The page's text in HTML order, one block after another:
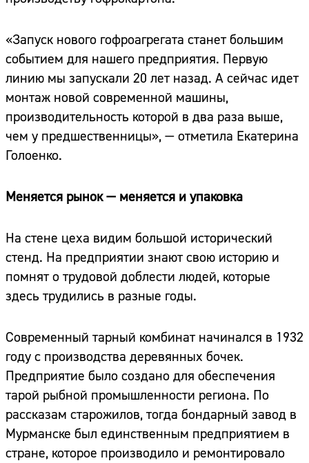
«Запуск нового гофроагрегата станет большим
событием для нашего предприятия. Первую
линию мы запускали 20 лет назад. А сейчас идет
монтаж новой современной машины,
производительность которой в два раза выше,
чем у предшественницы», — отметила Екатерина
Голоенко.
Меняется рынок — меняется и упаковка
На стене цеха видим большой исторический
стенд. На предприятии знают свою историю и
помнят о трудовой доблести людей, которые
здесь трудились в разные годы.
Современный тарный комбинат начинался в 1932
году с производства деревянных бочек.
Предприятие было создано для обеспечения
тарой рыбной промышленности региона. По
рассказам старожилов, тогда бондарный завод в
Мурманске был единственным предприятием в
стране, которое производило и ремонтировало